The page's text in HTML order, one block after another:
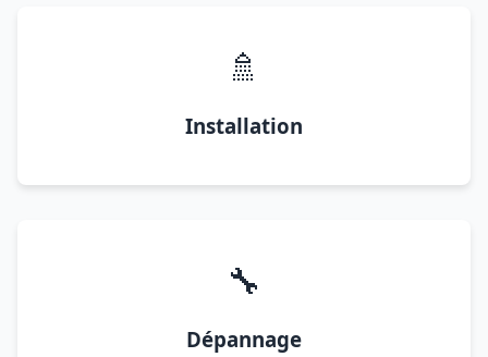
🚿
Installation
🔧
Dépannage